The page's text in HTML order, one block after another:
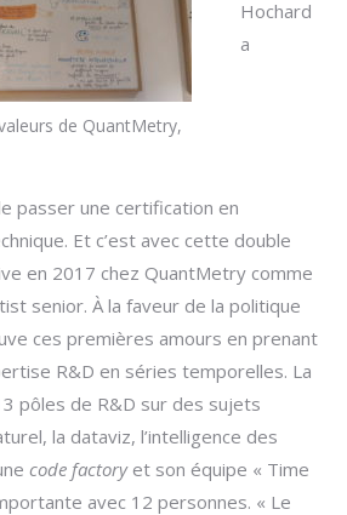
de QuantMetry,
Hochard
a
passer une certification en
Et c’est avec cette double
en 2017 chez QuantMetry comme
senior. À la faveur de la politique
ces premières amours en prenant
R&D en séries temporelles. La
pôles de R&D sur des sujets
la dataviz, l’intelligence des
code factoryet son équipe « Time
avec 12 personnes. « Le